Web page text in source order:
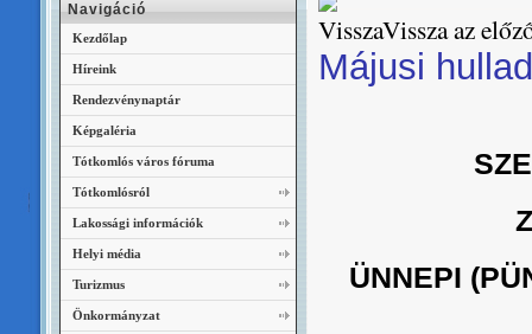
Vissza az
Májusi
ÜNNEPI
Navigáció
Kezdőlap
Híreink
Rendezvénynaptár
Képgaléria
Tótkomlós város fóruma
Tótkomlósról
Lakossági információk
Helyi média
Turizmus
Önkormányzat